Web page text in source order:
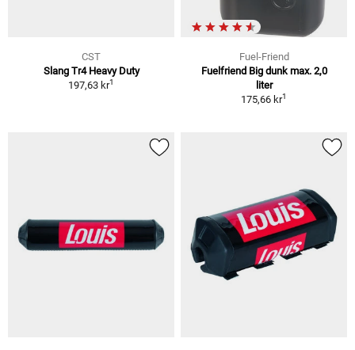
CST
Slang Tr4 Heavy Duty
197,63 kr1
Fuel-Friend
Fuelfriend Big dunk max. 2,0
liter
175,66 kr1